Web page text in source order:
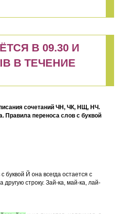
В 09.30 И
В ТЕЧЕНИЕ
сочетаний ЧН, ЧК, НЩ, НЧ.
Правила переноса слов с буквой
буквой Й она всегда остается с
строку. Зай-ка, май-ка, лай-